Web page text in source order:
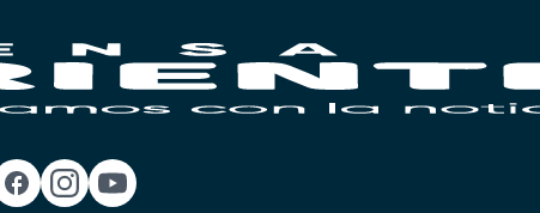
Facebook
Instagram
YouTube